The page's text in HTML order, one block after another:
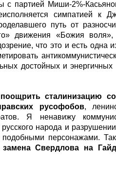
с партией Миши-2%-
симпатией к
путь от
движения «Божия
что это и есть
достойных и
сталинизацию
русофобов,
Я ненавижу
народа и
персонажами.
Свердлова на